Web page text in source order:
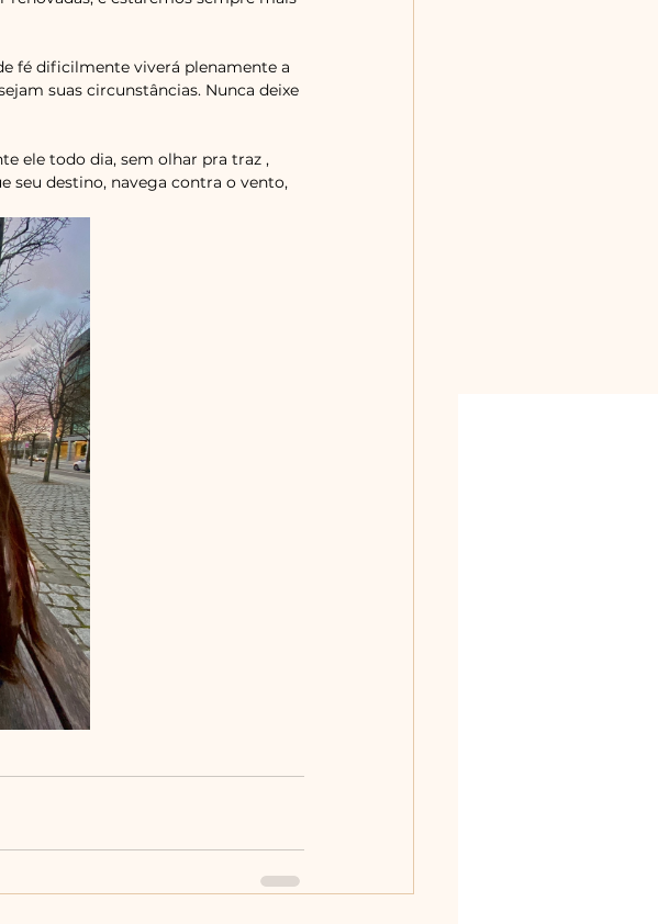
fé dificilmente viverá plenamente a
suas circunstâncias. Nunca deixe
ele todo dia, sem olhar pra traz ,
seu destino, navega contra o vento,